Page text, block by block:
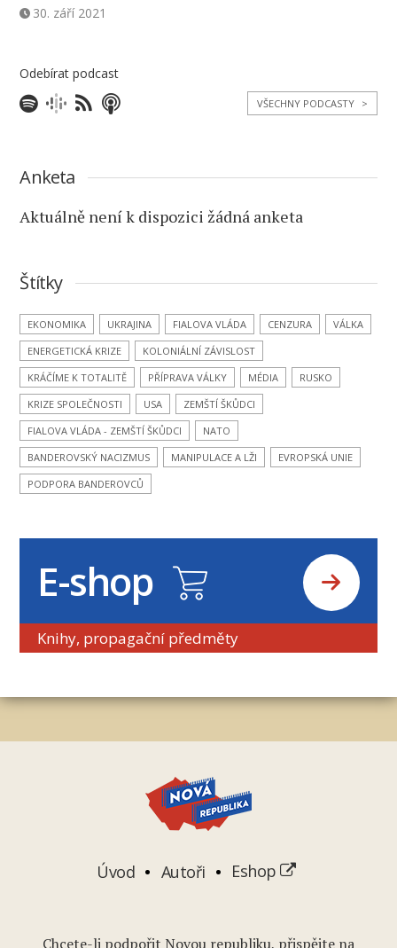
30. září 2021
Odebírat podcast
VŠECHNY PODCASTY >
Anketa
Aktuálně není k dispozici žádná anketa
Štítky
EKONOMIKA UKRAJINA FIALOVA VLÁDA CENZURA
VÁLKA
ENERGETICKÁ KRIZE
KOLONIÁLNÍ ZÁVISLOST
KRÁČÍME K TOTALITĚ
PŘÍPRAVA VÁLKY MÉDIA
RUSKO
KRIZE SPOLEČNOSTI
USA
ZEMŠTÍ ŠKŮDCI
FIALOVA VLÁDA - ZEMŠTÍ ŠKŮDCI
NATO
BANDEROVSKÝ NACIZMUS
MANIPULACE A LŽI
EVROPSKÁ UNIE
PODPORA BANDEROVCŮ
E-shop
Knihy, propagační předměty
Úvod Autoři Eshop
Chcete-li podpořit Novou republiku, přispějte na